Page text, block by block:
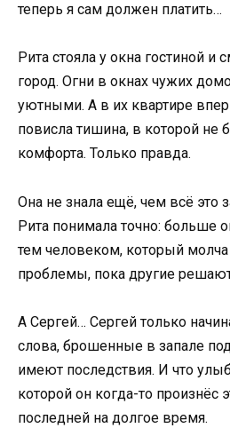
теперь я сам должен платить…
Рита стояла у окна гостиной и
город. Огни в окнах чужих
уютными. А в их квартире
повисла тишина, в которой не
комфорта. Только правда.
Она не знала ещё, чем всё это
Рита понимала точно: больше
тем человеком, который
проблемы, пока другие
А Сергей… Сергей только
слова, брошенные в запале
имеют последствия. И что
которой он когда-то произнёс
последней на долгое время.